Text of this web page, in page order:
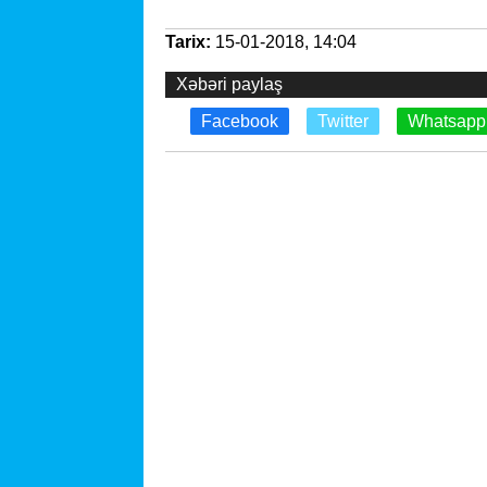
Tarix: 15-01-2018, 14:04
Xəbəri paylaş
Facebook
Twitter Whatsapp